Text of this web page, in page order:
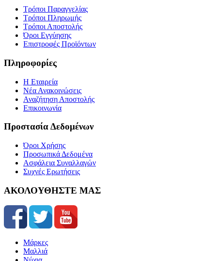
Τρόποι Παραγγελίας
Τρόποι Πληρωμής
Τρόποι Αποστολής
Όροι Εγγύησης
Επιστροφές Προϊόντων
Πληροφορίες
Η Εταιρεία
Νέα Ανακοινώσεις
Αναζήτηση Αποστολής
Επικοινωνία
Προστασία Δεδομένων
Όροι Χρήσης
Προσωπικά Δεδομένα
Ασφάλεια Συναλλαγών
Συχνές Ερωτήσεις
ΑΚΟΛΟΥΘΗΣΤΕ ΜΑΣ
Μάρκες
Μαλλιά